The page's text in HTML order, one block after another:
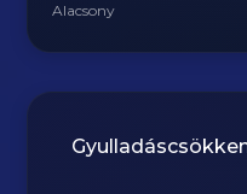
Alacsony